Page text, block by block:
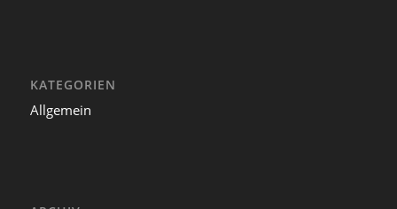
KATEGORIEN
Allgemein